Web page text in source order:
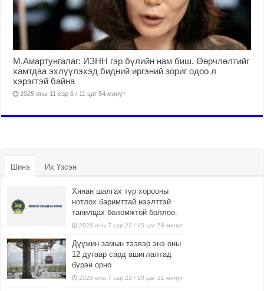
М.Амартунгалаг: ИЗНН гэр бүлийн нам биш. Өөрчлөлтийг
хамтдаа эхлүүлэхэд бидний иргэний зориг одоо л
хэрэгтэй байна
2025 оны 11 сар 6 / 11 цаг 54 минут
Шинэ Их Үзсэн
Хянан шалгах түр хорооны
нотлох баримттай нээлттэй
танилцах боломжтой боллоо.
2026 оны 7 сар 23 / 15 цаг 58 минут
Дүүжин замын тээвэр энэ оны
12 дугаар сард ашиглалтад
бүрэн орно
2026 оны 7 сар 23 / 10 цаг 21 минут